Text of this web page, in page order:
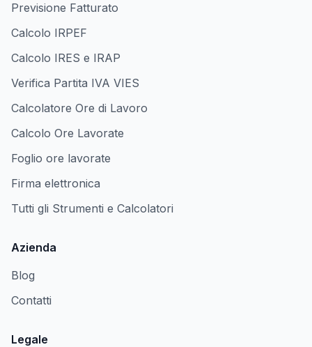
Previsione Fatturato
Calcolo IRPEF
Calcolo IRES e IRAP
Verifica Partita IVA VIES
Calcolatore Ore di Lavoro
Calcolo Ore Lavorate
Foglio ore lavorate
Firma elettronica
Tutti gli Strumenti e Calcolatori
Azienda
Blog
Contatti
Legale